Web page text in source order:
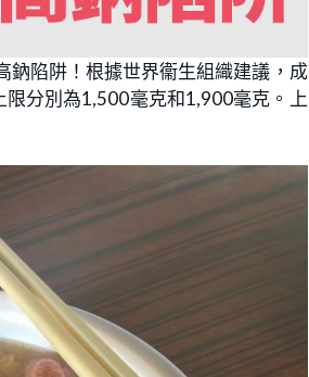
鈉陷阱！根據世界衞生組織建議，成
分別為1,500毫克和1,900毫克。上